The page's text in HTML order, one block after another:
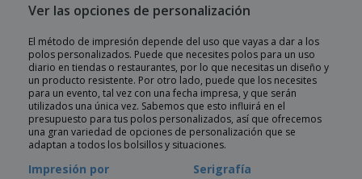
Ver las opciones de personalización
El método de impresión depende del uso que vayas a dar a los
polos personalizados. Puede que necesites polos para un uso
diario en tiendas o restaurantes, por lo que necesitas un diseño y
un producto resistente. Por otro lado, puede que los necesites
para un evento, tal vez con una fecha impresa, y que serán
utilizados una única vez. Sabemos que esto influirá en el
presupuesto para tus polos personalizados, así que ofrecemos
una gran variedad de opciones de personalización que se
adaptan a todos los bolsillos y situaciones.
Impresión por
Serigrafía